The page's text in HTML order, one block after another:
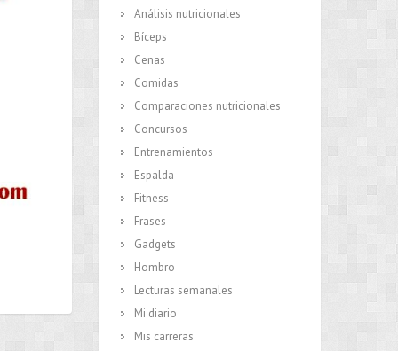
Análisis nutricionales
Bíceps
Cenas
Comidas
Comparaciones nutricionales
Concursos
Entrenamientos
Espalda
Fitness
Frases
Gadgets
Hombro
Lecturas semanales
Mi diario
Mis carreras